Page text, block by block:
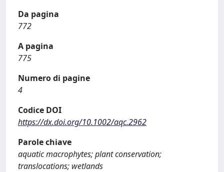
Da pagina
772
A pagina
775
Numero di pagine
4
Codice DOI
https://dx.doi.org/10.1002/aqc.2962
Parole chiave
aquatic macrophytes; plant conservation;
translocations; wetlands